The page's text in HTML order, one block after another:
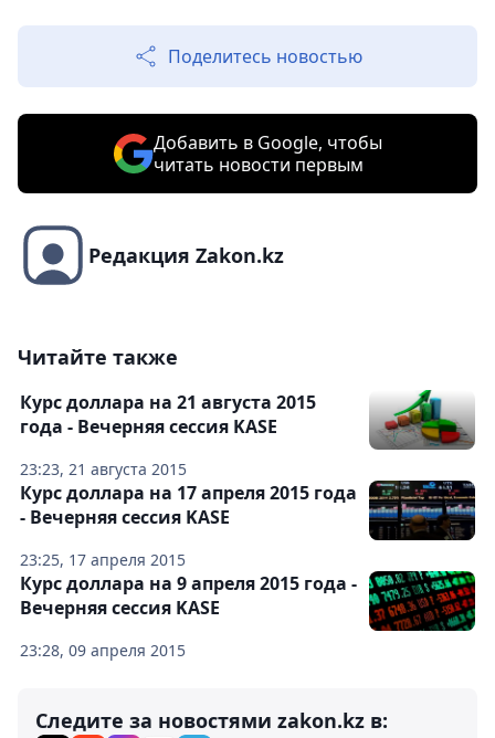
Поделитесь новостью
Добавить в Google, чтобы
читать новости первым
Редакция Zakon.kz
Читайте также
23:23, 21 августа 2015
Курс доллара на 21 августа 2015
года - Вечерняя сессия KASE
23:25, 17 апреля 2015
Курс доллара на 17 апреля 2015 года
- Вечерняя сессия KASE
23:28, 09 апреля 2015
Курс доллара на 9 апреля 2015 года -
Вечерняя сессия KASE
Следите за новостями zakon.kz в: